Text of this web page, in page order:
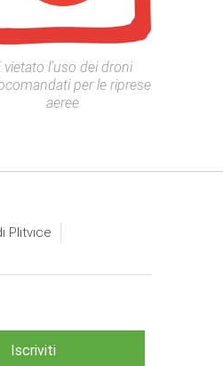
vietato l’uso dei droni
per le riprese
aeree
Plitvice